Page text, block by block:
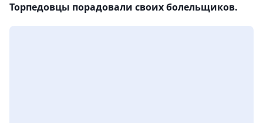
Торпедовцы порадовали своих болельщиков.